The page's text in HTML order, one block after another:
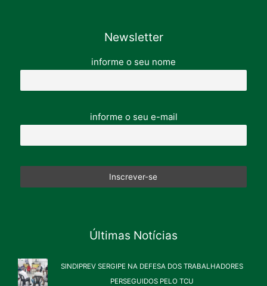
Newsletter
informe o seu nome
informe o seu e-mail
Últimas Notícias
SINDIPREV SERGIPE NA DEFESA DOS TRABALHADORES
PERSEGUIDOS PELO TCU